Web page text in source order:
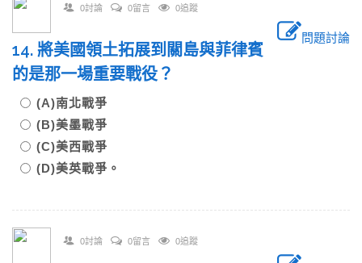
0討論 0留言 0追蹤
問題討論
14. 將美國領土拓展到關島與菲律賓
的是那一場重要戰役？
(A)南北戰爭
(B)美墨戰爭
(C)美西戰爭
(D)美英戰爭。
0討論 0留言 0追蹤